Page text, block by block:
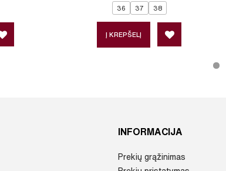
36 37 38
Į KREPŠELĮ
INFORMACIJA
Prekių grąžinimas